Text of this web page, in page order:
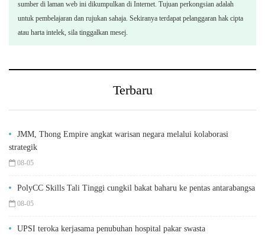
sumber di laman web ini dikumpulkan di Internet. Tujuan perkongsian adalah
untuk pembelajaran dan rujukan sahaja. Sekiranya terdapat pelanggaran hak cipta
atau harta intelek, sila tinggalkan mesej.
Terbaru
JMM, Thong Empire angkat warisan negara melalui kolaborasi
strategik
08-05
PolyCC Skills Tali Tinggi cungkil bakat baharu ke pentas antarabangsa
08-05
UPSI teroka kerjasama penubuhan hospital pakar swasta